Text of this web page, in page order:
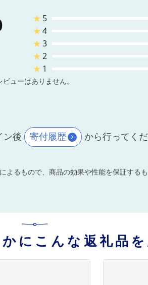
★ 5
★4
★3
★2
★ 1
ビューはありません。
ン後 寄付履歴 から行ってくだ
るもので、商品の効果や性能を保証するも
にこんな返礼品を